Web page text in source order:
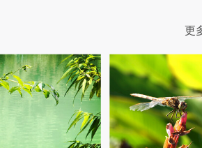
更